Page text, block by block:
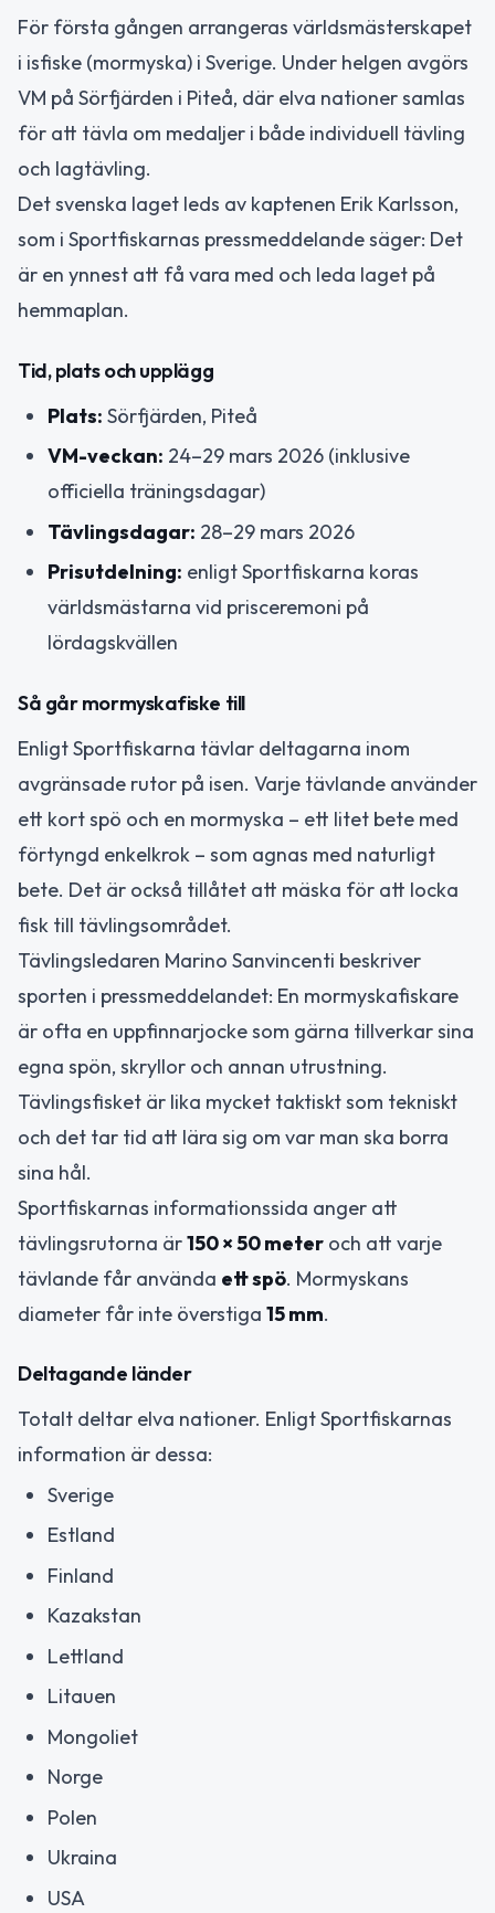
För första gången arrangeras världsmästerskapet
i isfiske (mormyska) i Sverige. Under helgen avgörs
VM på Sörfjärden i Piteå, där elva nationer samlas
för att tävla om medaljer i både individuell tävling
och lagtävling.
Det svenska laget leds av kaptenen Erik Karlsson,
som i Sportfiskarnas pressmeddelande säger: Det
är en ynnest att få vara med och leda laget på
hemmaplan.
Tid, plats och upplägg
Plats: Sörfjärden, Piteå
VM-veckan: 24–29 mars 2026 (inklusive
officiella träningsdagar)
Tävlingsdagar: 28–29 mars 2026
Prisutdelning: enligt Sportfiskarna koras
världsmästarna vid prisceremoni på
lördagskvällen
Så går mormyskafiske till
Enligt Sportfiskarna tävlar deltagarna inom
avgränsade rutor på isen. Varje tävlande använder
ett kort spö och en mormyska – ett litet bete med
förtyngd enkelkrok – som agnas med naturligt
bete. Det är också tillåtet att mäska för att locka
fisk till tävlingsområdet.
Tävlingsledaren Marino Sanvincenti beskriver
sporten i pressmeddelandet: En mormyskafiskare
är ofta en uppfinnarjocke som gärna tillverkar sina
egna spön, skryllor och annan utrustning.
Tävlingsfisket är lika mycket taktiskt som tekniskt
och det tar tid att lära sig om var man ska borra
sina hål.
Sportfiskarnas informationssida anger att
tävlingsrutorna är150 × 50 meter och att varje
tävlande får använda ett spö. Mormyskans
diameter får inte överstiga 15 mm.
Deltagande länder
Totalt deltar elva nationer. Enligt Sportfiskarnas
information är dessa:
Sverige
Estland
Finland
Kazakstan
Lettland
Litauen
Mongoliet
Norge
Polen
Ukraina
USA